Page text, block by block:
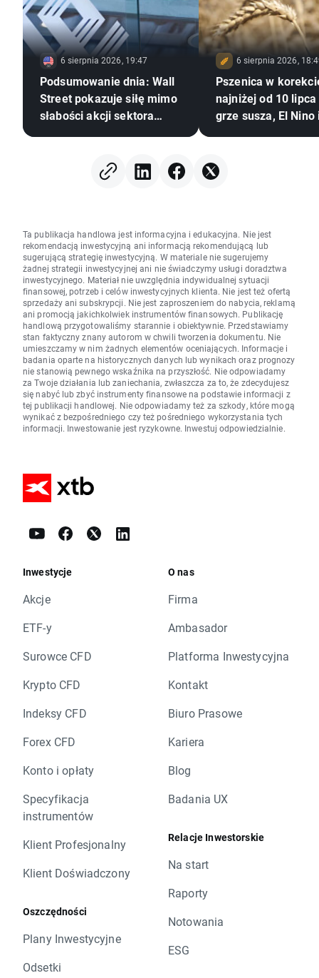
6 sierpnia 2026, 19:47
Podsumowanie dnia: Wall
Street pokazuje siłę mimo
słabości akcji sektora
6 sierpnia 2026,
Pszenica w
najniżej od 10 lipca
grze susza, El Nino
Ta publikacja handlowa jest informacyjna i edukacyjna. Nie jest
rekomendacją inwestycyjną ani informacją rekomendującą lub
sugerującą strategię inwestycyjną. W materiale nie sugerujemy
żadnej strategii inwestycyjnej ani nie świadczymy usługi doradztwa
inwestycyjnego. Materiał nie uwzględnia indywidualnej sytuacji
finansowej, potrzeb i celów inwestycyjnych klienta. Nie jest też ofertą
sprzedaży ani subskrypcji. Nie jest zaproszeniem do nabycia, reklamą
ani promocją jakichkolwiek instrumentów finansowych. Publikację
handlową przygotowaliśmy starannie i obiektywnie. Przedstawiamy
stan faktyczny znany autorom w chwili tworzenia dokumentu. Nie
umieszczamy w nim żadnych elementów oceniających. Informacje i
badania oparte na historycznych danych lub wynikach oraz prognozy
nie stanowią pewnego wskaźnika na przyszłość. Nie odpowiadamy
za Twoje działania lub zaniechania, zwłaszcza za to, że zdecydujesz
się nabyć lub zbyć instrumenty finansowe na podstawie informacji z
tej publikacji handlowej. Nie odpowiadamy też za szkody, które mogą
wynikać z bezpośredniego czy też pośredniego wykorzystania tych
informacji. Inwestowanie jest ryzykowne. Inwestuj odpowiedzialnie.
Inwestycje
Akcje
ETF-y
Surowce CFD
Krypto CFD
Indeksy CFD
Forex CFD
Konto i opłaty
Specyfikacja
instrumentów
Klient Profesjonalny
Klient Doświadczony
Oszczędności
Plany Inwestycyjne
Odsetki
O nas
Firma
Ambasador
Platforma Inwestycyjna
Kontakt
Biuro Prasowe
Kariera
Blog
Badania UX
Relacje Inwestorskie
Na start
Raporty
Notowania
ESG